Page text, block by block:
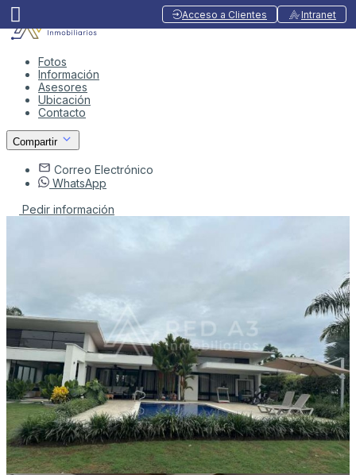
Acceso a Clientes Intranet
Fotos
Información
Asesores
Ubicación
Contacto
Compartir
Correo Electrónico
WhatsApp
Pedir información